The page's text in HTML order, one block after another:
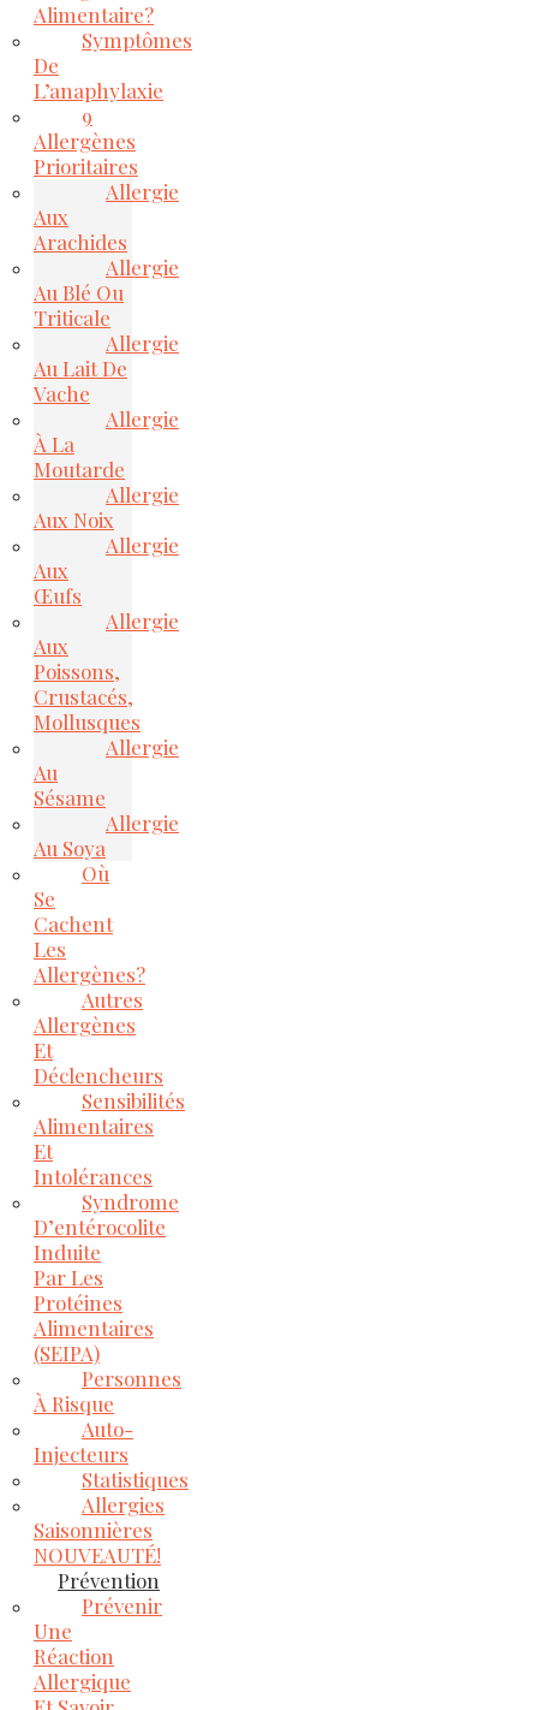
Alimentaire?
Symptômes
De
L’anaphylaxie
9
Allergènes
Prioritaires
Allergie
Aux
Arachides
Allergie
Au Blé Ou
Triticale
Allergie
Au Lait De
Vache
Allergie
À La
Moutarde
Allergie
Aux Noix
Allergie
Aux
Œufs
Allergie
Aux
Poissons,
Crustacés,
Mollusques
Allergie
Au
Sésame
Allergie
Au Soya
Où
Se
Cachent
Les
Allergènes?
Autres
Allergènes
Et
Déclencheurs
Sensibilités
Alimentaires
Et
Intolérances
Syndrome
D’entérocolite
Induite
Par Les
Protéines
Alimentaires
(SEIPA)
Personnes
À Risque
Auto-
Injecteurs
Statistiques
Allergies
Saisonnières
NOUVEAUTÉ!
Prévention
Prévenir
Une
Réaction
Allergique